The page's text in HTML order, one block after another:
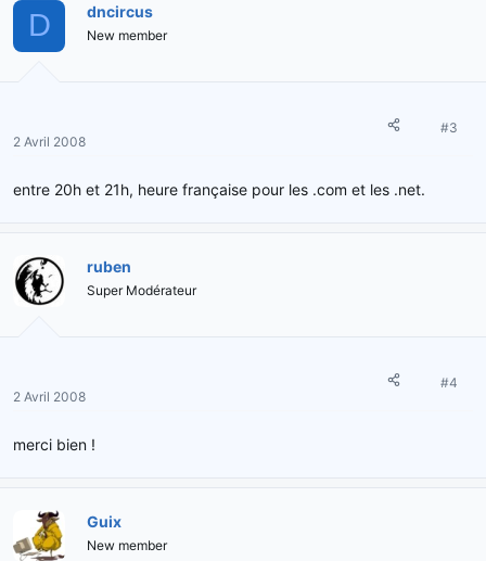
D dncircus
New member
2 Avril 2008
#3
entre 20h et 21h, heure française pour les .com et les .net.
ruben
Super Modérateur
2 Avril 2008
#4
merci bien !
Guix
New member